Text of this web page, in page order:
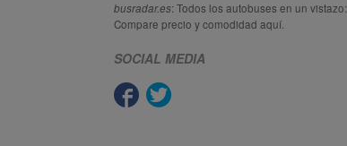
busradar.es: Todos los autobuses en un vistazo:
Compare precio y comodidad aquí.
SOCIAL MEDIA